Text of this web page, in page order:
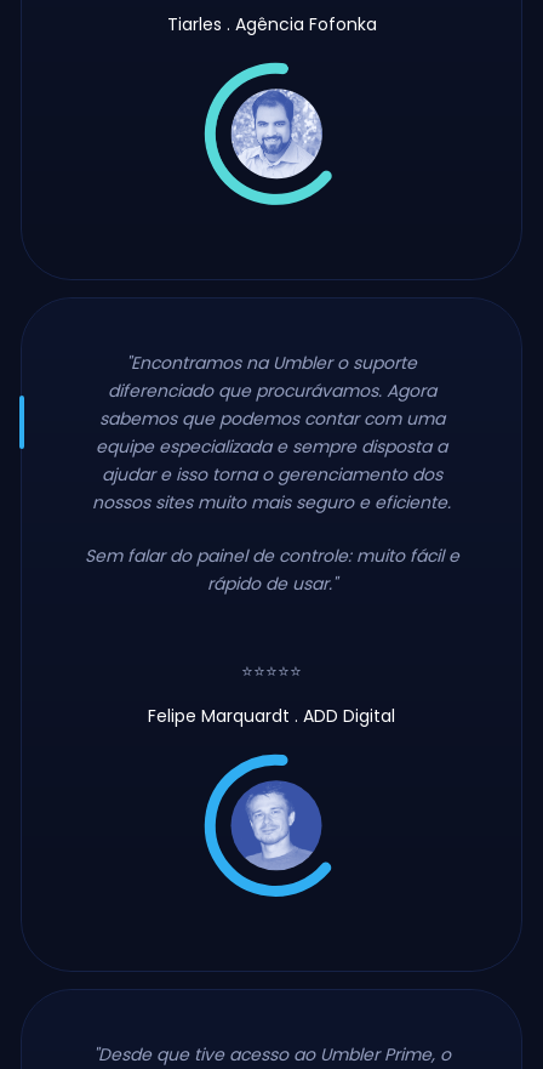
Tiarles . Agência Fofonka
"Encontramos na Umbler o suporte
diferenciado que procurávamos. Agora
sabemos que podemos contar com uma
equipe especializada e sempre disposta a
ajudar e isso torna o gerenciamento dos
nossos sites muito mais seguro e eficiente.
Sem falar do painel de controle: muito fácil e
rápido de usar."
⭐⭐⭐⭐⭐
Felipe Marquardt . ADD Digital
"Desde que tive acesso ao Umbler Prime, o